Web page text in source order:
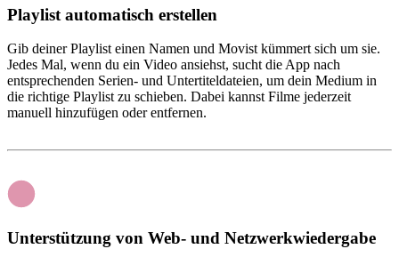
Playlist automatisch erstellen
Gib deiner Playlist einen Namen und Movist kümmert sich um sie.
Jedes Mal, wenn du ein Video ansiehst, sucht die App nach
entsprechenden Serien- und Untertiteldateien, um dein Medium in
die richtige Playlist zu schieben. Dabei kannst Filme jederzeit
manuell hinzufügen oder entfernen.
Unterstützung von Web- und Netzwerkwiedergabe